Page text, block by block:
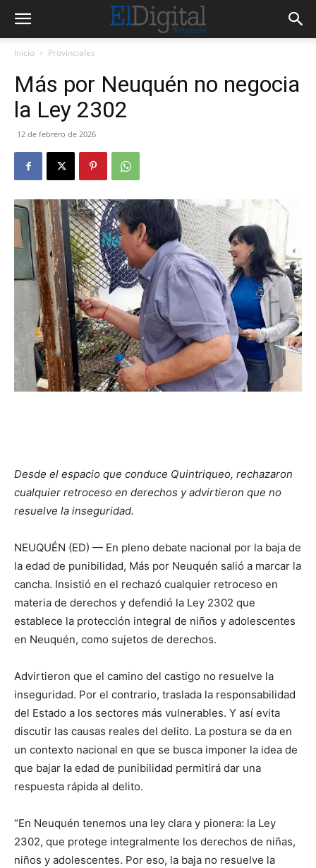
Inicio Provinciales
Más por Neuquén no negocia
la Ley 2302
12 de febrero de 2026
Desde el espacio que conduce Quintriqueo, rechazaron
cualquier retroceso en derechos y advirtieron que no
resuelve la inseguridad.
NEUQUÉN (ED) — En pleno debate nacional por la baja de
la edad de punibilidad, Más por Neuquén salió a marcar la
cancha. Insistió en el rechazó cualquier retroceso en
materia de derechos y defendió la Ley 2302 que
establece la protección integral de niños y adolescentes
en Neuquén, como sujetos de derechos.
Advirtieron que el camino del castigo no resuelve la
inseguridad. Por el contrario, traslada la responsabilidad
del Estado a los sectores más vulnerables. Y así evita
discutir las causas reales del delito. La postura se da en
un contexto nacional en que se busca imponer la idea de
que bajar la edad de punibilidad permitirá dar una
respuesta rápida al delito.
“En Neuquén tenemos una ley clara y pionera: la Ley
2302, que protege integralmente los derechos de niñas,
niños y adolescentes. Por eso, la baja no resuelve la